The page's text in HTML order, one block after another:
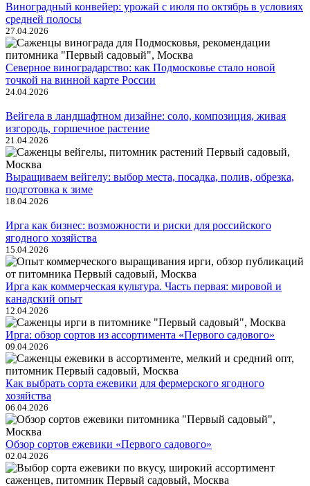
Виноградный конвейер: урожай с июля по октябрь в условиях
средней полосы
27.04.2026
Северное виноградарство: как Подмосковье стало новой
точкой на винной карте России
24.04.2026
Вейгела в ландшафтном дизайне: соло, композиция, живая
изгородь, горшечное растение
21.04.2026
Выращиваем вейгелу: выбор места, посадка, полив, обрезка,
подготовка к зиме
18.04.2026
Ирга как бизнес: возможности и риски для российского
ягодного хозяйства
15.04.2026
Ирга как коммерческая культура. Часть первая: мировой и
канадский опыт
12.04.2026
Ирга: обзор сортов из ассортимента «Первого садового»
09.04.2026
Как выбрать сорта ежевики для фермерского ягодного
хозяйства
06.04.2026
Обзор сортов ежевики «Первого садового»
02.04.2026